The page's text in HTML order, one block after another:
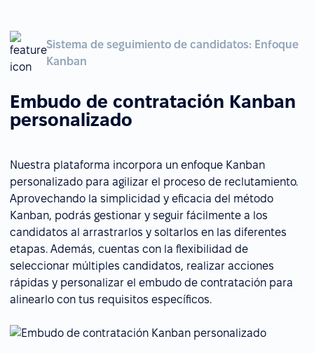
Sistema de seguimiento de candidatos: Enfoque
Kanban
Embudo de contratación Kanban
personalizado
Nuestra plataforma incorpora un enfoque Kanban
personalizado para agilizar el proceso de reclutamiento.
Aprovechando la simplicidad y eficacia del método
Kanban, podrás gestionar y seguir fácilmente a los
candidatos al arrastrarlos y soltarlos en las diferentes
etapas. Además, cuentas con la flexibilidad de
seleccionar múltiples candidatos, realizar acciones
rápidas y personalizar el embudo de contratación para
alinearlo con tus requisitos específicos.